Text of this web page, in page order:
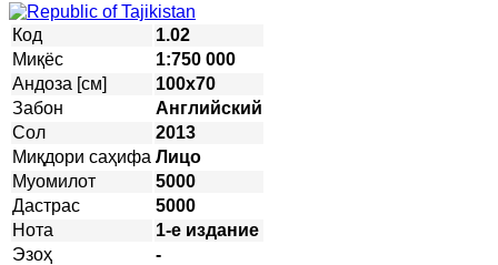
Код
1.02
Миқёс
1:750 000
Андоза [см]
100х70
Забон
Английский
Сол
2013
Миқдори саҳифа Лицо
Муомилот
5000
Дастрас
5000
Нота
1-е издание
Эзоҳ
-